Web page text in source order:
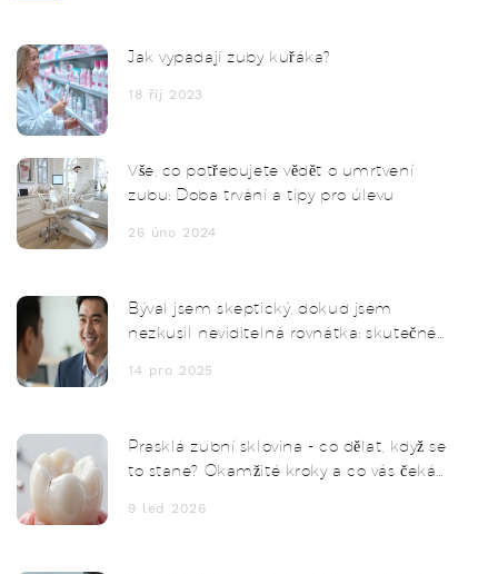
Jak vypadají zuby kuřáka?
18 říj 2023
Vše, co potřebujete vědět o umrtvení
zubu: Doba trvání a tipy pro úlevu
26 úno 2024
Býval jsem skeptický, dokud jsem
nezkusil neviditelná rovnátka: skutečné
14 pro 2025
Prasklá zubní sklovina - co dělat, když se
to stane? Okamžité kroky a co vás čeká
9 led 2026